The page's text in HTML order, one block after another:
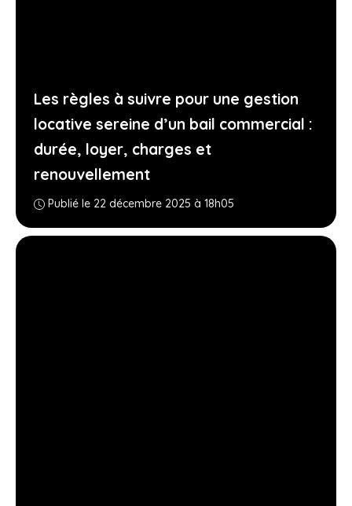
Les règles à suivre pour une gestion
locative sereine d’un bail commercial :
durée, loyer, charges et
renouvellement
Publié le 22 décembre 2025 à 18h05